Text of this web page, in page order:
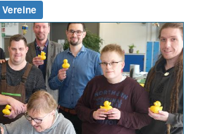
Vereine